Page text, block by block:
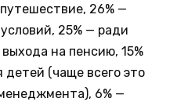
26% —
25% — ради
на пенсию, 15%
детей (чаще всего это
6% —